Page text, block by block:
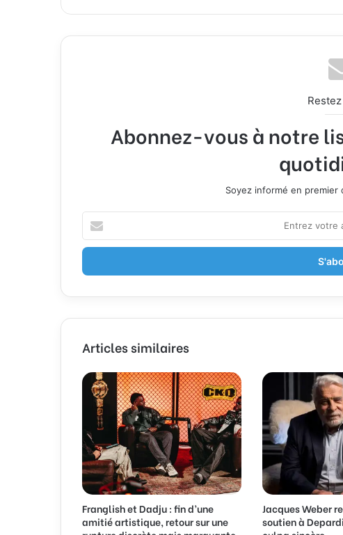
te bo
ok
ub
e
ra
m
ch
at
k
Abonnez-vous à notre
Soyez informé en premier
t
e
o
r
a
s
s
e
E
m
a
i
Articles similaires
Franglish et Dadju : fin d’une
amitié artistique, retour sur une
Jacques Weber
soutien à